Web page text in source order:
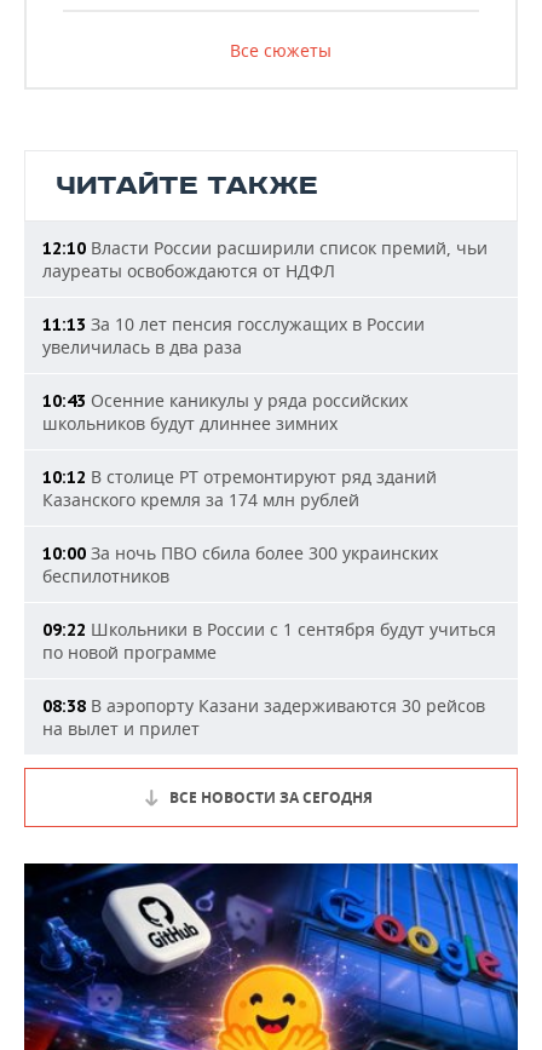
Все сюжеты
ЧИТАЙТЕ ТАКЖЕ
12:10 Власти России расширили список премий, чьи
лауреаты освобождаются от НДФЛ
11:13 За 10 лет пенсия госслужащих в России
увеличилась в два раза
10:43 Осенние каникулы у ряда российских
школьников будут длиннее зимних
10:12 В столице РТ отремонтируют ряд зданий
Казанского кремля за 174 млн рублей
10:00 За ночь ПВО сбила более 300 украинских
беспилотников
09:22 Школьники в России с 1 сентября будут учиться
по новой программе
08:38 В аэропорту Казани задерживаются 30 рейсов
на вылет и прилет
ВСЕ НОВОСТИ ЗА СЕГОДНЯ